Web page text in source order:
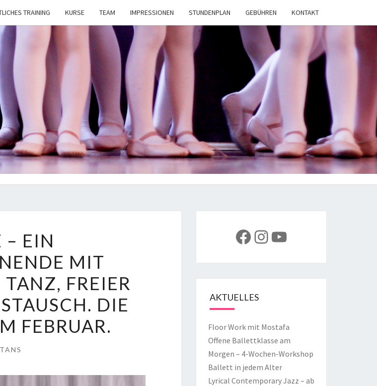
TRAINING KURSE TEAM IMPRESSIONEN STUNDENPLAN GEBÜHREN KONTAKT
TANZAKADEMIE
NATALIE A.
– EIN
MIT
FREIER
DIE
FEBRUAR.
TANS
Facebook
Instagram
YouTube
AKTUELLES
Floor Work mit Mostafa
Offene Ballettklasse am
Morgen – 4-Wochen-Workshop
Ballett in jedem Alter
Lyrical Contemporary Jazz – ab